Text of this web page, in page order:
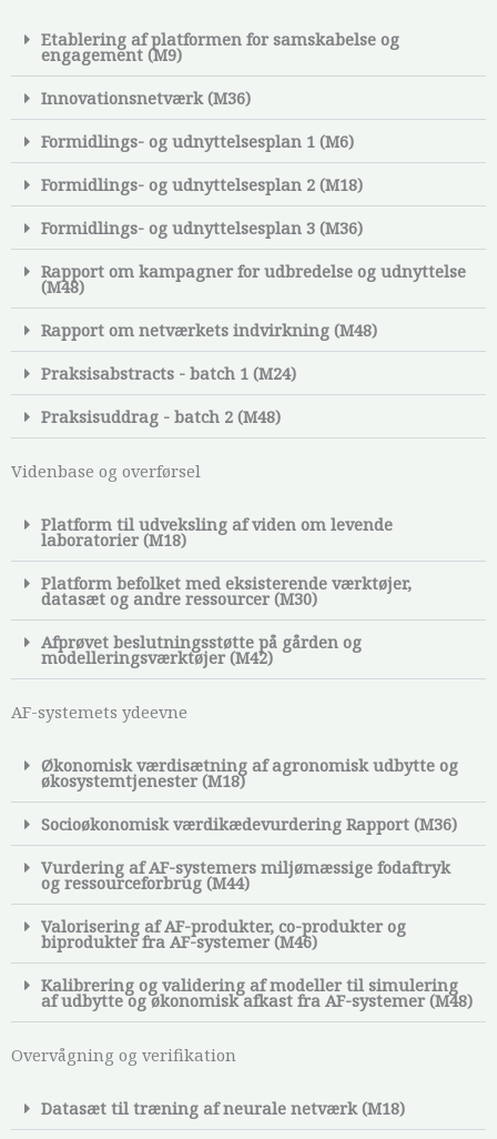
Etablering af platformen for samskabelse og
engagement (M9)
Innovationsnetværk (M36)
Formidlings- og udnyttelsesplan 1 (M6)
Formidlings- og udnyttelsesplan 2 (M18)
Formidlings- og udnyttelsesplan 3 (M36)
Rapport om kampagner for udbredelse og udnyttelse
(M48)
Rapport om netværkets indvirkning (M48)
Praksisabstracts - batch 1 (M24)
Praksisuddrag - batch 2 (M48)
Videnbase og overførsel
Platform til udveksling af viden om levende
laboratorier (M18)
Platform befolket med eksisterende værktøjer,
datasæt og andre ressourcer (M30)
Afprøvet beslutningsstøtte på gården og
modelleringsværktøjer (M42)
AF-systemets ydeevne
Økonomisk værdisætning af agronomisk udbytte og
økosystemtjenester (M18)
Socioøkonomisk værdikædevurdering Rapport (M36)
Vurdering af AF-systemers miljømæssige fodaftryk
og ressourceforbrug (M44)
Valorisering af AF-produkter, co-produkter og
biprodukter fra AF-systemer (M46)
Kalibrering og validering af modeller til simulering
af udbytte og økonomisk afkast fra AF-systemer (M48)
Overvågning og verifikation
Datasæt til træning af neurale netværk (M18)